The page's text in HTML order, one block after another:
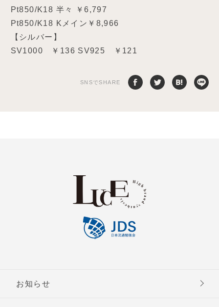
Pt850/K18 半々 ￥6,797
Pt850/K18 Kメイン￥8,966
【シルバー】
SV1000 ￥136 SV925 ￥121
SNSでSHARE
お知らせ